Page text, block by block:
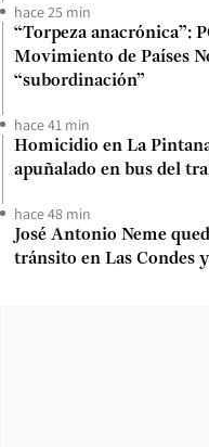
hace 25 min
“Torpeza anacrónica”:
Movimiento de Países
“subordinación”
hace 41 min
Homicidio en La
apuñalado en bus del
hace 48 min
José Antonio Neme
tránsito en Las Condes